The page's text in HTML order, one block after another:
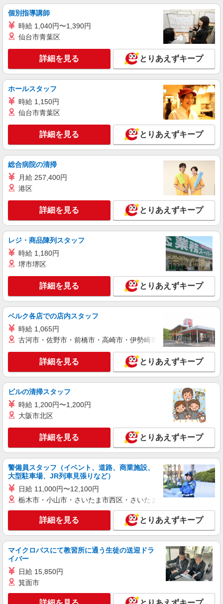
［アルバイト］時給1,230円〜
神奈川県平塚市天沼10-1 ららぽーと湘南平塚
キープ 詳細を見る
PINKHUNT
子供服販売、アパレル(ファッション・服)、販
［アルバイト・パート］時給1,225円〜 交通
費：一部支給（月2万円まで支給） ◎昇給あり
◎店舗予算達成ボーナスあり！(※ノルマなし♪)
神奈川県平塚市天沼10-1 ららぽーと湘南平塚
キープ 詳細を見る
正社員
UNIX Beauty Innovation
［正社員］月給220,000円 ※試用期間（3ヶ月
間）：勤務条件同様
神奈川県平塚市天沼10-1 ららぽーと湘南平塚
詳細を見る
パート
ドンク／ミニワン
パンの製造スタッフ、ミニクロワッサンの製
造・販売スタッフ
［アルバイト・パート］時給1,260円 ※土日
神奈川県平塚市天沼10-1 ららぽーと湘南平塚
詳細を見る
アルバイト パート
ABC-MART
神奈川県平塚市天沼10-1 ららぽーと湘南平塚
詳細を見る
アルバイト
とうふや豆蔵
食品販売スタッフ
［アルバイト・パート］時給1,230円以上 ※試
用期間（3ヶ月間）：時給変動なし ※「土日およ
び会社指定日は勤務時間に応じて1時間当たり＋50
円支給」 ※労働条件で週3日以上勤務の方で試用
期間終了後に適用
神奈川県平塚市天沼10-1 ららぽーと湘南平塚
詳細を見る
アルバイト
Sunglasses＆Eyewearshop Creer
個別指導講師
時給 1,040円〜1,390円
仙台市青葉区
詳細を見る とりあえずキープ
ホールスタッフ
時給 1,150円
仙台市青葉区
詳細を見る とりあえずキープ
総合病院の清掃
月給 257,400円
港区
詳細を見る とりあえずキープ
レジ・商品陳列スタッフ
時給 1,180円
堺市堺区
詳細を見る とりあえずキープ
ベルク各店での店内スタッフ
時給 1,065円
古河市・佐野市・前橋市・高崎市・伊勢崎市・太田市・館林市
詳細を見る とりあえずキープ
ビルの清掃スタッフ
時給 1,200円〜1,200円
大阪市北区
詳細を見る とりあえずキープ
警備員スタッフ（イベント、道路、商業施設、
大型駐車場、JR列車見張りなど）
日給 11,000円〜12,100円
栃木市・小山市・さいたま市西区・さいたま市岩槻区・久喜市・
詳細を見る とりあえずキープ
マイクロバスにて教習所に通う生徒の送迎ドラ
イバー
日給 15,850円
箕面市